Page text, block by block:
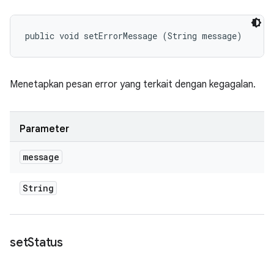
public void setErrorMessage (String message)
Menetapkan pesan error yang terkait dengan kegagalan.
Parameter
message
String
setStatus